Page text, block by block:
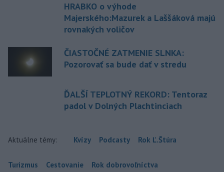
HRABKO o výhode
Majerského:Mazurek a Laššáková majú
rovnakých voličov
ČIASTOČNÉ ZATMENIE SLNKA:
Pozorovať sa bude dať v stredu
ĎALŠÍ TEPLOTNÝ REKORD: Tentoraz
padol v Dolných Plachtinciach
Aktuálne témy: Kvízy Podcasty Rok Ľ.Štúra
Turizmus Cestovanie Rok dobrovoľníctva